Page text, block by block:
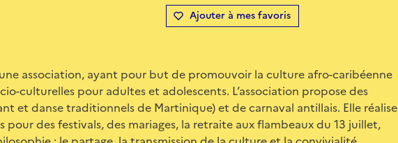
Ajouter à mes favoris
association, ayant pour but de promouvoir la culture afro-caribéenne
culturelles pour adultes et adolescents. L’association propose des
et danse traditionnels de Martinique) et de carnaval antillais. Elle réalise
des festivals, des mariages, la retraite aux flambeaux du 13 juillet,